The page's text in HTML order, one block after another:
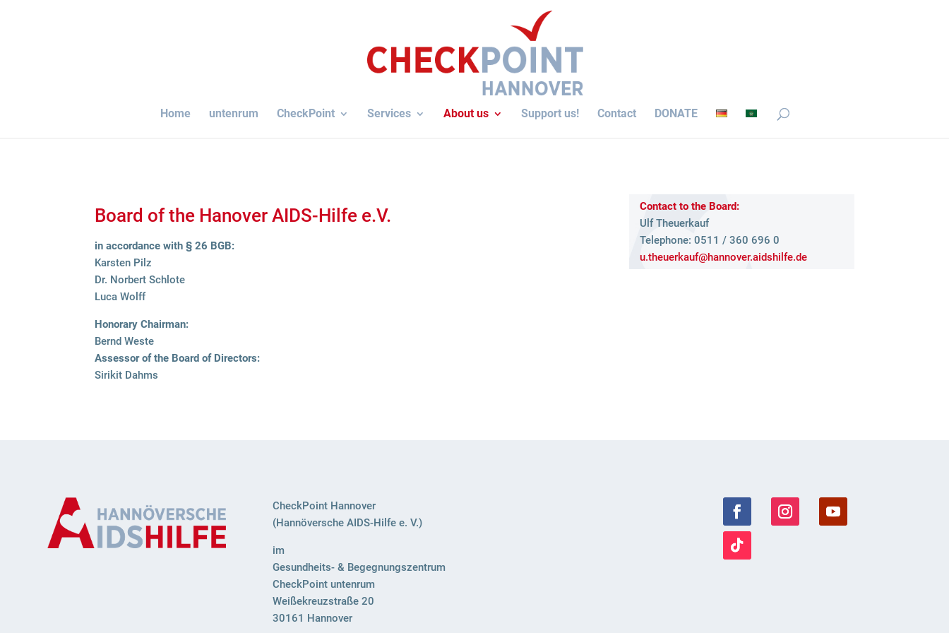
Home unten­rum Check­Point Ser­vices About us Sup­port us! Cont­act DONATE
Board of the Hano­ver AIDS-Hilfe e.V.
in accordance with § 26 BGB:
Kars­ten Pilz
Dr. Nor­bert Schlote
Luca Wolff
Hono­rary Chair­man:
Bernd Weste
Asses­sor of the Board of Direc­tors:
Siri­kit Dahms
Cont­act to the Board:
Ulf Theu­er­kauf
Tele­phone: 0511 / 360 696 0
u.​theuerkauf@​hannover.​aidshilfe.​de
CheckPoint Hannover
(Hannöversche AIDS-Hilfe e. V.)
im
Gesundheits- & Begegnungszentrum
CheckPoint untenrum
Weißekreuzstraße 20
30161 Hannover